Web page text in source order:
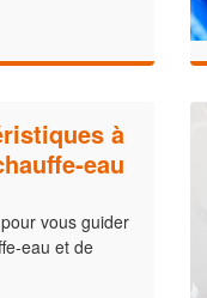
à
eau
vous guider
eau et de